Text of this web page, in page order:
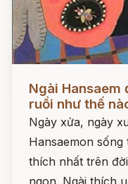
Ngài Hansaem
ruồi như thế
Ngày xửa, ngày
Hansaemon
thích nhất trên
ngon. Ngài thích